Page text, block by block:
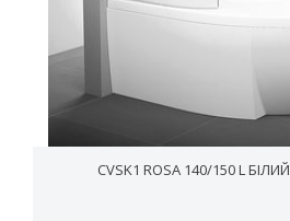
CVSK1 ROSA 140/150 L